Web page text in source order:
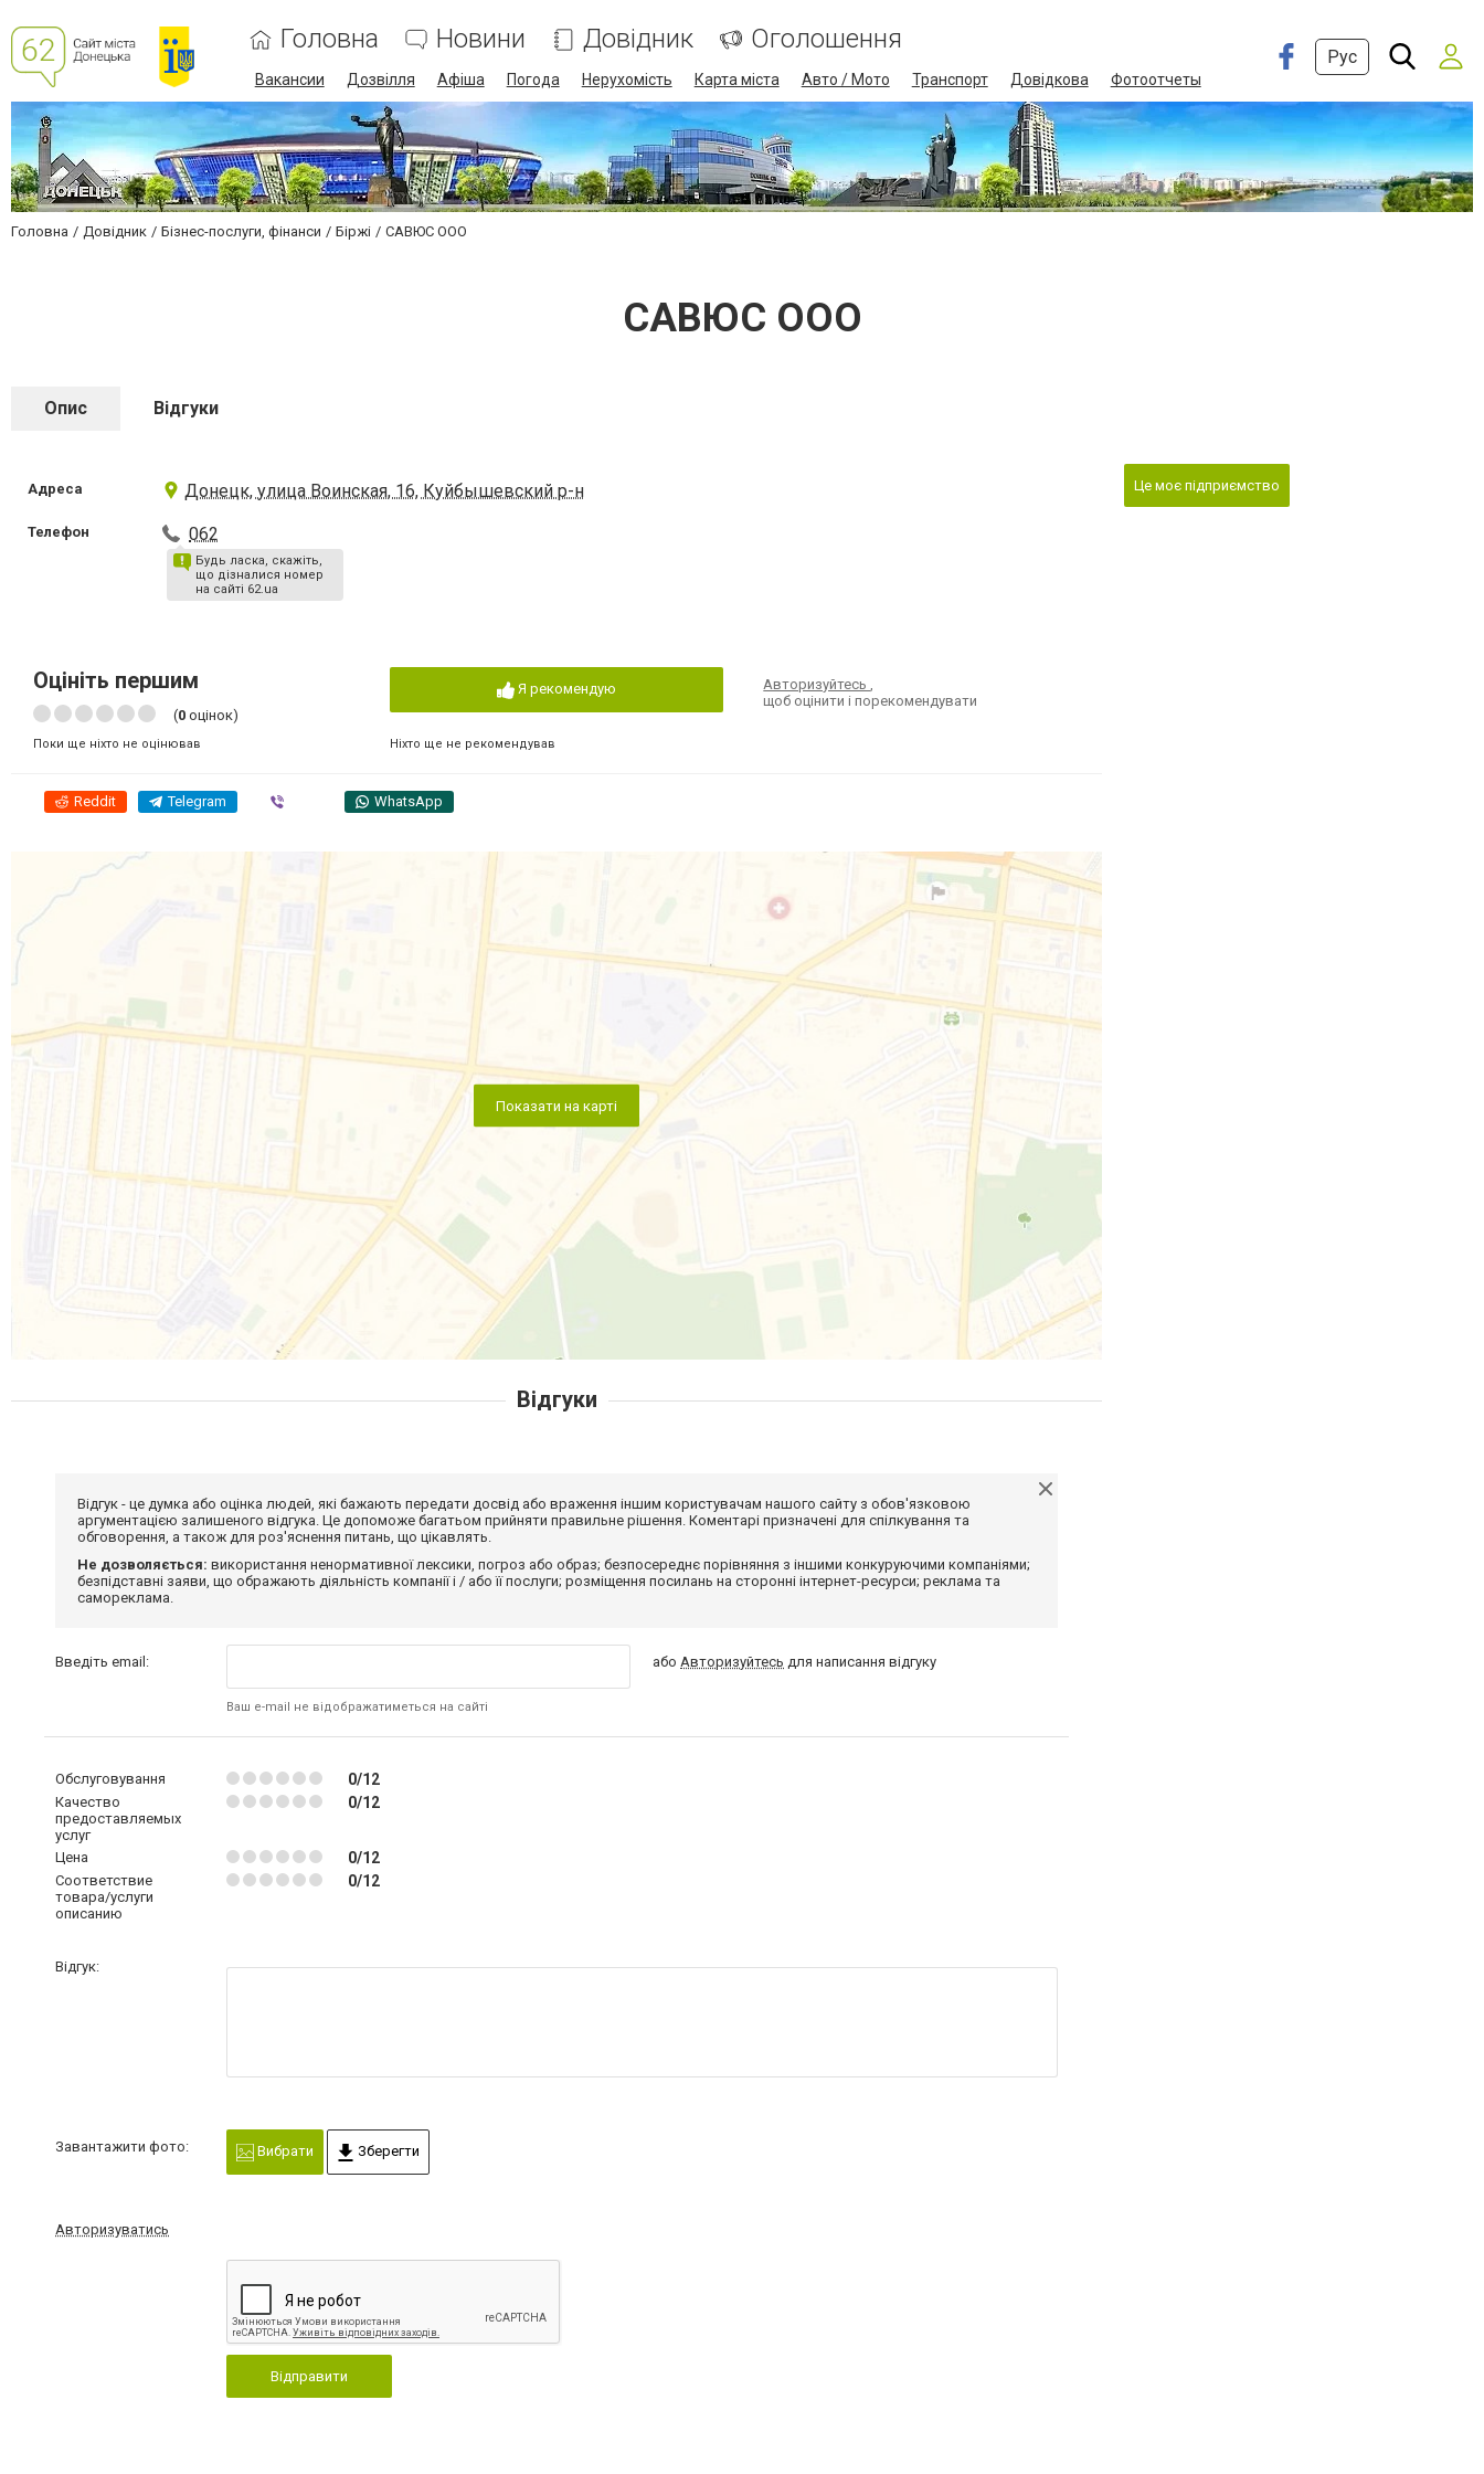
Головна Новини Довідник Оголошення
Вакансии Дозвілля Афіша Погода Нерухомість Карта міста Авто / Мото Транспорт Довідкова Фотоотчеты
Рус
Головна Довідник Бізнес-послуги, фінанси Біржі САВЮС ООО
САВЮС ООО
Опис Відгуки
Адреса Донецк, улица Воинская, 16, Куйбышевский р-н
Телефон 062
Будь ласка, скажіть,
що дізналися номер
на сайті 62.ua
Оцініть першим
(0 оцінок)
Поки ще ніхто не оцінював
Я рекомендую
Ніхто ще не рекомендував
Авторизуйтесь,
щоб оцінити і порекомендувати
Reddit Telegram WhatsApp
Показати на карті
Це моє підприємство
Відгуки
Відгук - це думка або оцінка людей, які бажають передати досвід або враження іншим користувачам нашого сайту з обов'язковою
аргументацією залишеного відгука. Це допоможе багатьом прийняти правильне рішення. Коментарі призначені для спілкування та
обговорення, а також для роз'яснення питань, що цікавлять.
Не дозволяється: використання ненормативної лексики, погроз або образ; безпосереднє порівняння з іншими конкуруючими компаніями;
безпідставні заяви, що ображають діяльність компанії і / або її послуги; розміщення посилань на сторонні інтернет-ресурси; реклама та
самореклама.
Введіть email:
Ваш e-mail не відображатиметься на сайті
абоАвторизуйтесь для написання відгуку
Обслуговування 0/12
Качество
предоставляемых
услуг
0/12
Цена 0/12
Соответствие
товара/услуги
описанию
0/12
Відгук:
Завантажити фото: Вибрати Зберегти
Авторизуватись
Відправити